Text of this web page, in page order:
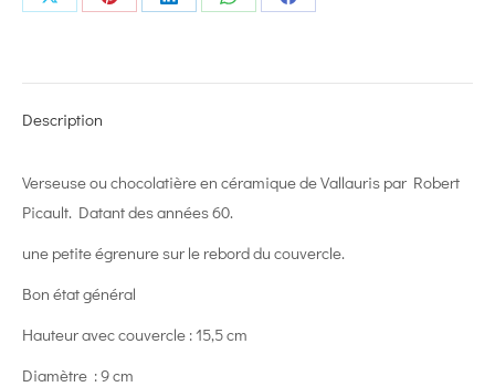
Share
Share
Share
Share
Share
Description
Verseuse ou chocolatière en céramique de Vallauris par Robert
Picault. Datant des années 60.
une petite égrenure sur le rebord du couvercle.
Bon état général
Hauteur avec couvercle : 15,5 cm
Diamètre : 9 cm